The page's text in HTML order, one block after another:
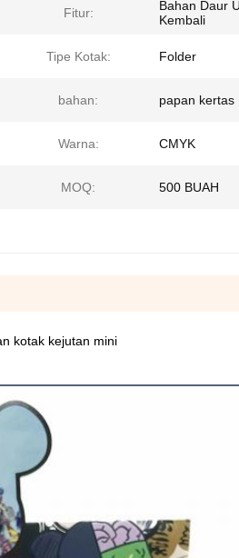
Fitur:
Bahan Daur
Kembali
Tipe Kotak: Folder
bahan: papan kertas
Warna: CMYK
MOQ: 500 BUAH
kotak kejutan mini